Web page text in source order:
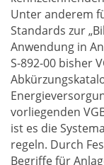
Unter anderem
Standards zur
Anwendung in
S-892-00 bisher
vorliegenden
ist es die
regeln. Durch
Begriffe für